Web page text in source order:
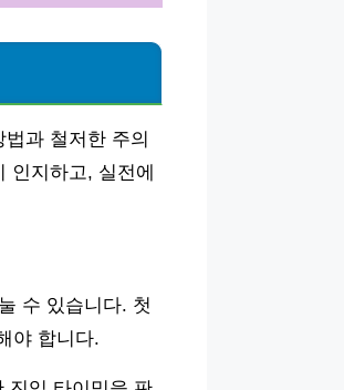
과 철저한 주의
인지하고, 실전에
수 있습니다. 첫
야 합니다.